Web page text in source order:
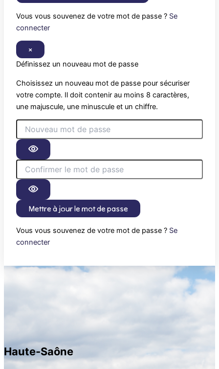
Vous vous souvenez de votre mot de passe ? Se
connecter
×
Définissez un nouveau mot de passe
Choisissez un nouveau mot de passe pour sécuriser
votre compte. Il doit contenir au moins 8 caractères,
une majuscule, une minuscule et un chiffre.
Mettre à jour le mot de passe
Vous vous souvenez de votre mot de passe ? Se
connecter
Haute-Saône